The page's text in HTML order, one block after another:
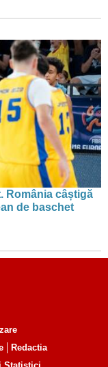
România câștigă
de baschet
Redactia